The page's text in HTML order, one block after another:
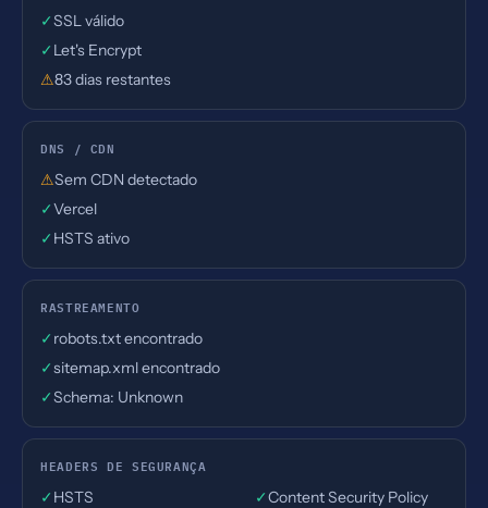
✓SSL válido
✓ Let's Encrypt
⚠83 dias restantes
DNS / CDN
⚠Sem CDN detectado
✓Vercel
✓ HSTS ativo
RASTREAMENTO
✓ robots.txt encontrado
✓sitemap.xml encontrado
✓Schema: Unknown
HEADERS DE SEGURANÇA
✓ HSTS ✓Content Security Policy